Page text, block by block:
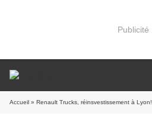
Publicité
Accueil » Renault Trucks, réinsvestissement à Lyon!